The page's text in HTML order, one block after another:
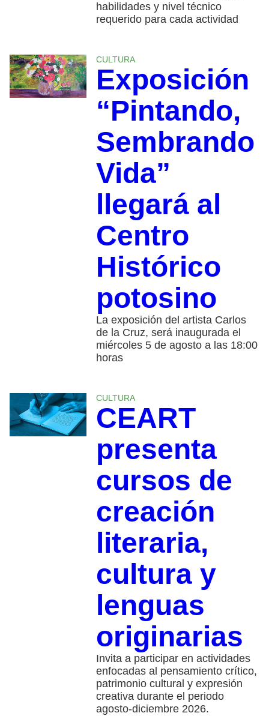
habilidades y nivel técnico
requerido para cada actividad
CULTURA
Exposición
“Pintando,
Sembrando
Vida”
llegará al
Centro
Histórico
potosino
La exposición del artista Carlos
de la Cruz, será inaugurada el
miércoles 5 de agosto a las 18:00
horas
CULTURA
CEART
presenta
cursos de
creación
literaria,
cultura y
lenguas
originarias
Invita a participar en actividades
enfocadas al pensamiento crítico,
patrimonio cultural y expresión
creativa durante el periodo
agosto-diciembre 2026.